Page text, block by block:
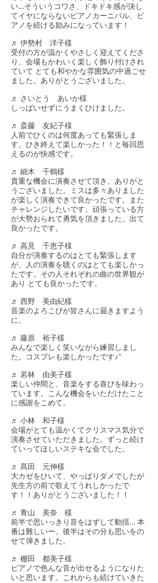
い...そういうコワさ、ドキドキ感が決し
てイヤにならないピアノカーニバル、ピ
アノを続ける励みになっています！
♬ 伊勢村 洋子樣
受付の方が温かくやさしく迎えてくださ
り、会場もかわいく楽しく飾り付けされ
ていて とても和やかな雰囲気の中過ごせ
ました。ありがとうございました。
♬ さいとう あいか様
しっぱいせずにうまくひけました。
♬ 斎藤 友紀子様
人前でひくのは何度あっても緊張しま
す。ひき終えて楽しかった！！と毎回思
えるのが快感です。
♬ 細木 千鶴樣
貴重な機会に演奏させて頂き、ありがと
うございました。ミスは多々ありました
が楽しく演奏できて良かったです。また
チャレンジしたいです。頑張っている方
が大勢おられて勇気を頂きました。出て
良かったです。
♬ 高見 千恵子様
自分が演奏するのはとても緊張します
が、人の演奏を聴くのはとても楽しかっ
たです。その人それぞれの曲の世界観が
あり とても良かったです。
♬ 西野 美由紀樣
音楽のよろこびが皆さんに届きますよう
に。
♬ 藤原 裕子樣
みんなで楽しく笑いながら練習しまし
た。コスプレも楽しかったです♪"
♬ 若林 由美子樣
楽しい仲間と、音楽をする喜びを味わっ
ています。こんな機会をいただけたこと
に感謝をこめて︎。
♬ 小林 和子様
会場がとても温かくてクリスマス気分で
演奏させていただきました。ずっと続け
ていってほしいステキな会でした。
♬ 髙田 元伸樣
大カゼをひいて、やっぱりダメでしたが
先生方の前で歌えてうれしかったで
す！！ありがとうございました！！
♬ 青山 美奈 樣
前半で思いっきり音をはずして動揺... 本
番は難しいー。後半はその分も思いをの
せて弾きました。
♬ 棚田 都美子樣
ピアノで色んな音が出せるようになりた
いと思います。これからも続けていきた